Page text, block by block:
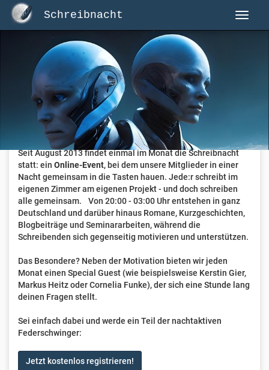
Schreibnacht
Herzlich Willkommen auf Schreibnacht.de
Hier erwartet dich eine aktive Federschwinger-Community
mit über 3.000 Mitgliedern.
Willkommen ist jede Person, die gerne schreibt. Alter, Genre
und Erfahrung sind nicht relevant, es zählt allein die Liebe
zum geschriebenen Wort.
Seit August 2013 findet einmal im Monat die Schreibnacht
statt: ein Online-Event, bei dem unsere Mitglieder in einer
Nacht gemeinsam in die Tasten hauen. Jede:r schreibt im
eigenen Zimmer am eigenen Projekt - und doch schreiben
alle gemeinsam. Von 20:00 - 03:00 Uhr entstehen in ganz
Deutschland und darüber hinaus Romane, Kurzgeschichten,
Blogbeiträge und Seminararbeiten, während die
Schreibenden sich gegenseitig motivieren und unterstützen.
Das Besondere? Neben der Motivation bieten wir jeden
Monat einen Special Guest (wie beispielsweise Kerstin Gier,
Markus Heitz oder Cornelia Funke), der sich eine Stunde lang
deinen Fragen stellt.
Sei einfach dabei und werde ein Teil der nachtaktiven
Federschwinger:
Jetzt kostenlos registrieren!